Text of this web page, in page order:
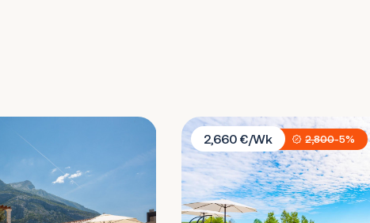
Villa White House
2,660 €/Wk
2,800-5%